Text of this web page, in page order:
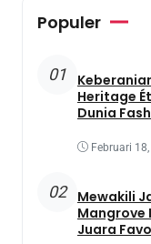
Populer
01
Heritage
Dunia
Februari
02
Mewakili
Mangrove
Juara